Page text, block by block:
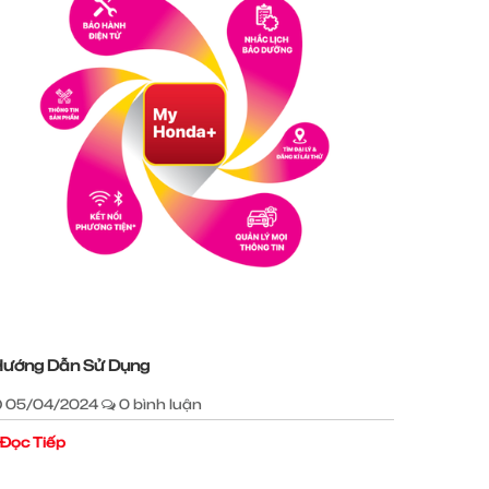
Dẫn Sử Dụng
05/04/2024
0 bình luận
Đọc Tiếp